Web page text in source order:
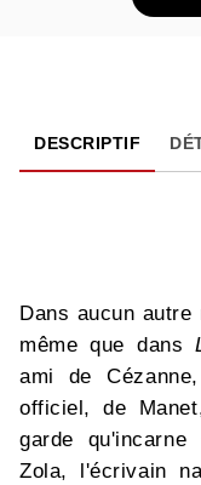
DESCRIPTIF
Dans aucun
même que dans
ami de
officiel, de
garde
Zola, l'écrivain